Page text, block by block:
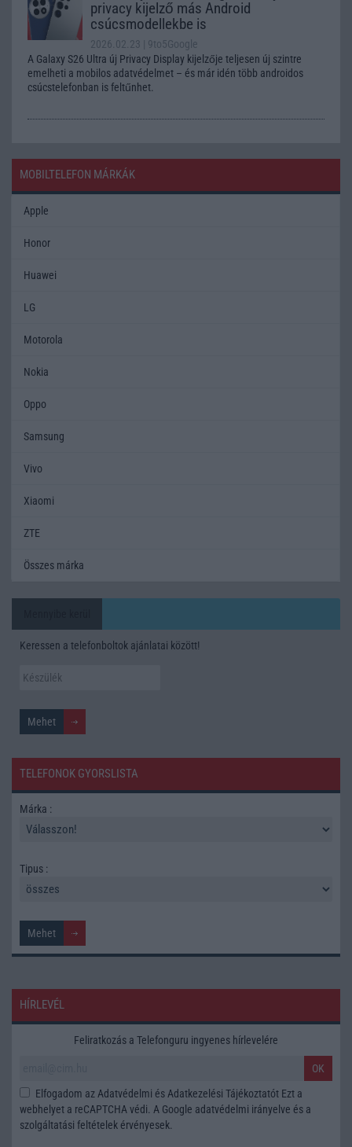
privacy kijelző más Android
csúcsmodellekbe is
2026.02.23
| 9to5Google
A Galaxy S26 Ultra új Privacy Display kijelzője teljesen új szintre
emelheti a mobilos adatvédelmet – és már idén több androidos
csúcstelefonban is feltűnhet.
MOBILTELEFON MÁRKÁK
Apple
Honor
Huawei
LG
Motorola
Nokia
Oppo
Samsung
Vivo
Xiaomi
ZTE
Összes márka
Keressen a telefonboltok ajánlatai között!
TELEFONOK GYORSLISTA
Márka :
Tipus :
HÍRLEVÉL
Feliratkozás a Telefonguru ingyenes hírlevelére
OK
Elfogadom az Adatvédelmi és Adatkezelési Tájékoztatót Ezt a
webhelyet a reCAPTCHA védi. A Google adatvédelmi irányelve és a
szolgáltatási feltételek érvényesek.